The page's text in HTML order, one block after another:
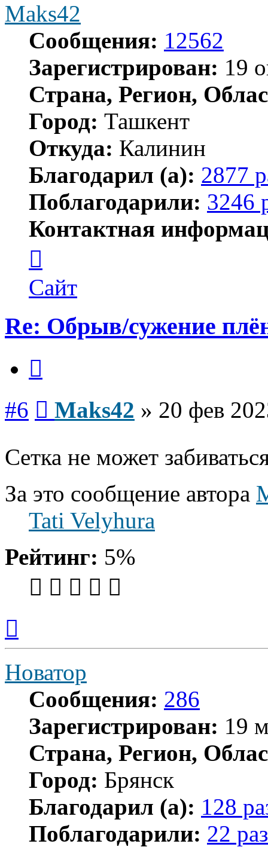
Maks42
Сообщения: 12562
Зарегистрирован: 19
Страна, Регион,
Город: Ташкент
Откуда: Калинин
Благодарил (а): 2877
Поблагодарили: 3246
Контактная
пользователя
Maks42
Сайт
Re: Обрыв/сужение
#6 Maks42 » 20 фев
Сетка не может
За это сообщение автора
Tati Velyhura
Рейтинг: 5%
началу
Новатор
Сообщения: 286
Зарегистрирован: 19
Страна, Регион,
Город: Брянск
Благодарил (а): 128
Поблагодарили: 22